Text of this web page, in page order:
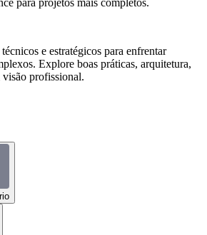
para projetos mais completos.
e estratégicos para enfrentar
Explore boas práticas, arquitetura,
profissional.